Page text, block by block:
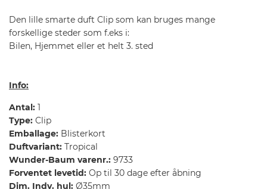
Den lille smarte duft Clip som kan bruges mange
forskellige steder som f.eks i:
Bilen, Hjemmet eller et helt 3. sted
Info:
Antal: 1
Type: Clip
Emballage: Blisterkort
Duftvariant: Tropical
Wunder-Baum varenr.: 9733
Forventet levetid: Op til 30 dage efter åbning
Dim. Indv. hul: Ø35mm